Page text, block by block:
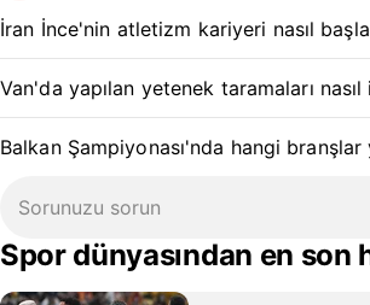
İran İnce'nin atletizm kariyeri nasıl
Van'da yapılan yetenek taramaları
Balkan Şampiyonası'nda hangi branşlar
Spor dünyasından en son